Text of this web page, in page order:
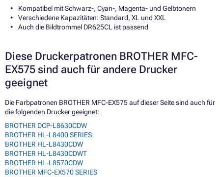
Kompatibel mit Schwarz-, Cyan-, Magenta- und Gelbtonern
Verschiedene Kapazitäten: Standard, XL und XXL
Auch die Bildtrommel DR625CL ist passend
Diese Druckerpatronen BROTHER MFC-
EX575 sind auch für andere Drucker
geeignet
Die Farbpatronen BROTHER MFC-EX575 auf dieser Seite sind auch für
die folgenden Drucker geeignet:
BROTHER DCP-L8630CDW
BROTHER HL-L8400 SERIES
BROTHER HL-L8430CDW
BROTHER HL-L8430CDWT
BROTHER HL-L8570CDW
BROTHER MFC-EX570 SERIES